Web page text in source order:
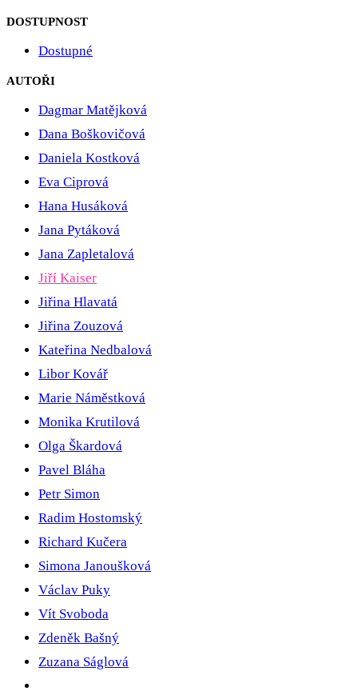
DOSTUPNOST
Dostupné
AUTOŘI
Dagmar Matějková
Dana Boškovičová
Daniela Kostková
Eva Ciprová
Hana Husáková
Jana Pytáková
Jana Zapletalová
Jiří Kaiser
Jiřina Hlavatá
Jiřina Zouzová
Kateřina Nedbalová
Libor Kovář
Marie Náměstková
Monika Krutilová
Olga Škardová
Pavel Bláha
Petr Simon
Radim Hostomský
Richard Kučera
Simona Janoušková
Václav Puky
Vít Svoboda
Zdeněk Bašný
Zuzana Ságlová